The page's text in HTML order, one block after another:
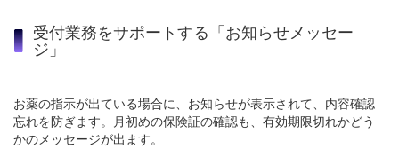
受付業務をサポートする「お知らせメッセー
ジ」
お薬の指示が出ている場合に、お知らせが表示されて、内容確認
忘れを防ぎます。月初めの保険証の確認も、有効期限切れかどう
かのメッセージが出ます。